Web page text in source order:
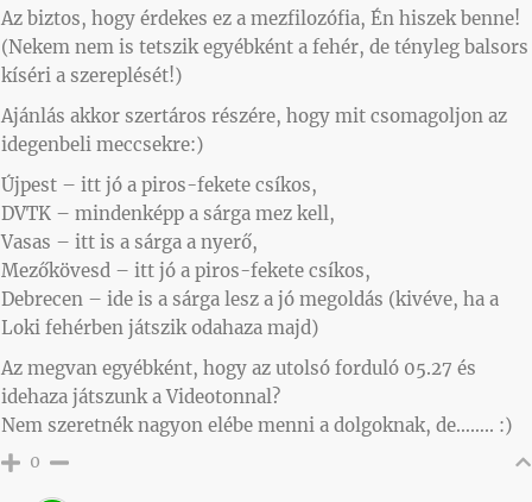
Az biztos, hogy érdekes ez a mezfilozófia, Én hiszek benne!
(Nekem nem is tetszik egyébként a fehér, de tényleg balsors
kíséri a szereplését!)
Ajánlás akkor szertáros részére, hogy mit csomagoljon az
idegenbeli meccsekre:)
Újpest – itt jó a piros-fekete csíkos,
DVTK – mindenképp a sárga mez kell,
Vasas – itt is a sárga a nyerő,
Mezőkövesd – itt jó a piros-fekete csíkos,
Debrecen – ide is a sárga lesz a jó megoldás (kivéve, ha a
Loki fehérben játszik odahaza majd)
Az megvan egyébként, hogy az utolsó forduló 05.27 és
idehaza játszunk a Videotonnal?
Nem szeretnék nagyon elébe menni a dolgoknak, de…….. :)
0